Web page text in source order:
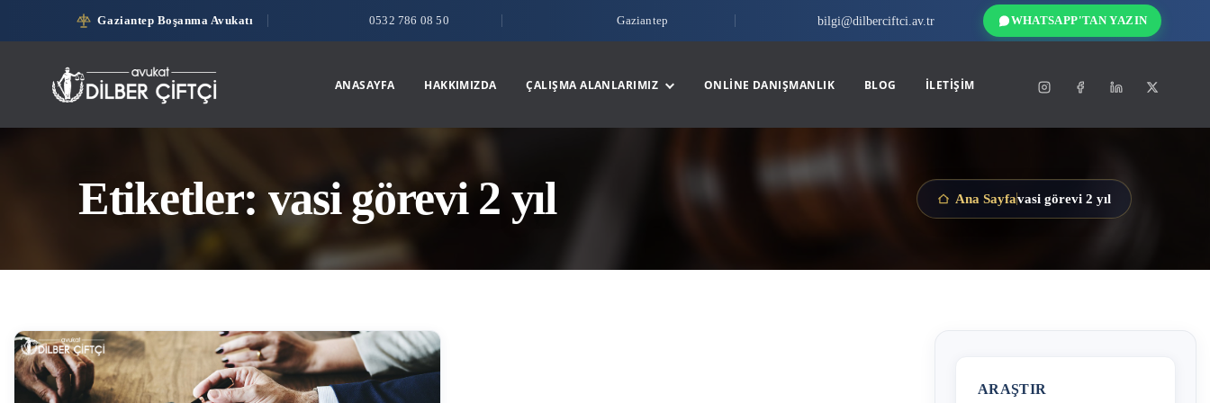
Gaziantep Boşanma Avukatı 0532 786 08 50 Gaziantep bilgi@dilberciftci.av.tr WHATSAPP'TAN YAZIN
ANASAYFA HAKKIMIZDA ÇALIŞMA ALANLARIMIZ ONLINE DANIŞMANLIK BLOG İLETIŞIM
Etiketler: vasi görevi 2 yıl Ana Sayfavasi görevi 2 yıl
ARAŞTIR